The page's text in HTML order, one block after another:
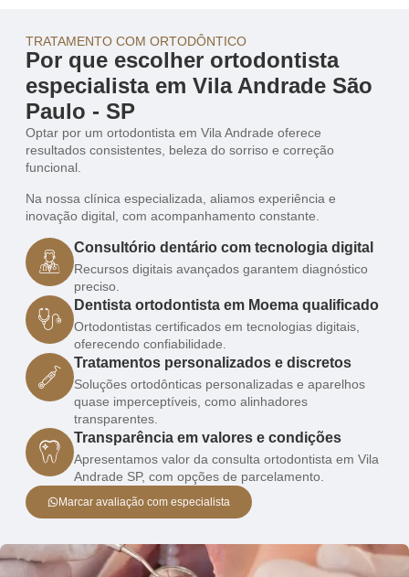
TRATAMENTO COM ORTODÔNTICO
Por que escolher ortodontista
especialista em Vila Andrade São
Paulo - SP
Optar por um ortodontista em Vila Andrade oferece
resultados consistentes, beleza do sorriso e correção
funcional.
Na nossa clínica especializada, aliamos experiência e
inovação digital, com acompanhamento constante.
Consultório dentário com tecnologia digital
Recursos digitais avançados garantem diagnóstico
preciso.
Dentista ortodontista em Moema qualificado
Ortodontistas certificados em tecnologias digitais,
oferecendo confiabilidade.
Tratamentos personalizados e discretos
Soluções ortodônticas personalizadas e aparelhos
quase imperceptíveis, como alinhadores
transparentes.
Transparência em valores e condições
Apresentamos valor da consulta ortodontista em Vila
Andrade SP, com opções de parcelamento.
Marcar avaliação com especialista